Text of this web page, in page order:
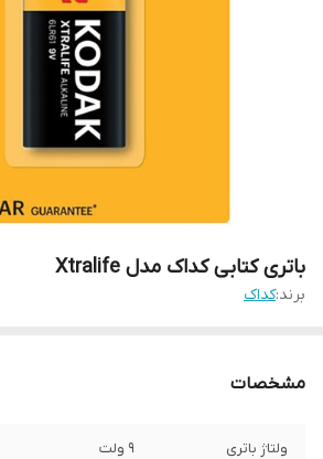
باتری کتابی کداک مدل Xtralife
برند:کداک
مشخصات
ولتاژ باتری 9 ولت